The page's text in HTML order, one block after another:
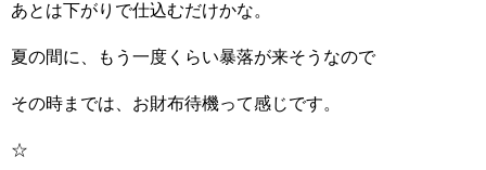
あとは下がりで仕込むだけかな。
夏の間に、もう一度くらい暴落が来そうなので
その時までは、お財布待機って感じです。
☆